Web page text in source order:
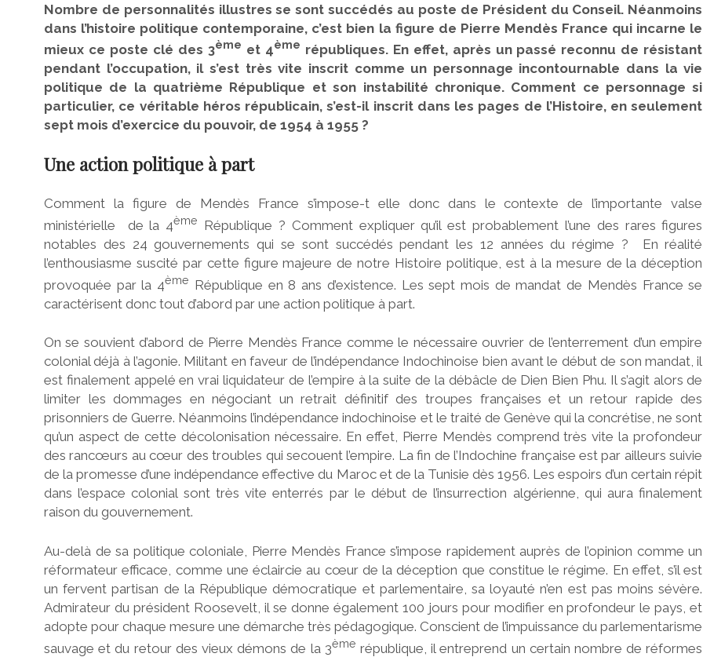
Nombre de personnalités illustres se sont succédés au poste de Président du Conseil. Néanmoins
dans l’histoire politique contemporaine, c’est bien la figure de Pierre Mendès France qui incarne le
mieux ce poste clé des 3ème et 4ème républiques. En effet, après un passé reconnu de résistant
pendant l’occupation, il s’est très vite inscrit comme un personnage incontournable dans la vie
politique de la quatrième République et son instabilité chronique. Comment ce personnage si
particulier, ce véritable héros républicain, s’est-il inscrit dans les pages de l’Histoire, en seulement
sept mois d’exercice du pouvoir, de 1954 à 1955 ?
Une action politique à part
Comment la figure de Mendès France s’impose-t elle donc dans le contexte de l’importante valse
ministérielle de la 4ème
République ? Comment expliquer qu’il est probablement l’une des rares figures
notables des 24 gouvernements qui se sont succédés pendant les 12 années du régime ? En réalité
l’enthousiasme suscité par cette figure majeure de notre Histoire politique, est à la mesure de la déception
provoquée par la 4ème République en 8 ans d’existence. Les sept mois de mandat de Mendès France se
caractérisent donc tout d’abord par une action politique à part.
On se souvient d’abord de Pierre Mendès France comme le nécessaire ouvrier de l’enterrement d’un empire
colonial déjà à l’agonie. Militant en faveur de l’indépendance Indochinoise bien avant le début de son mandat, il
est finalement appelé en vrai liquidateur de l’empire à la suite de la débâcle de Dien Bien Phu. Il s’agit alors de
limiter les dommages en négociant un retrait définitif des troupes françaises et un retour rapide des
prisonniers de Guerre. Néanmoins l’indépendance indochinoise et le traité de Genève qui la concrétise, ne sont
qu’un aspect de cette décolonisation nécessaire. En effet, Pierre Mendès comprend très vite la profondeur
des rancœurs au cœur des troubles qui secouent l’empire. La fin de l’Indochine française est par ailleurs suivie
de la promesse d’une indépendance effective du Maroc et de la Tunisie dès 1956. Les espoirs d’un certain répit
dans l’espace colonial sont très vite enterrés par le début de l’insurrection algérienne, qui aura finalement
raison du gouvernement.
Au-delà de sa politique coloniale, Pierre Mendès France s’impose rapidement auprès de l’opinion comme un
réformateur efficace, comme une éclaircie au cœur de la déception que constitue le régime. En effet, s’il est
un fervent partisan de la République démocratique et parlementaire, sa loyauté n’en est pas moins sévère.
Admirateur du président Roosevelt, il se donne également 100 jours pour modifier en profondeur le pays, et
adopte pour chaque mesure une démarche très pédagogique. Conscient de l’impuissance du parlementarisme
sauvage et du retour des vieux démons de la 3ème république, il entreprend un certain nombre de réformes